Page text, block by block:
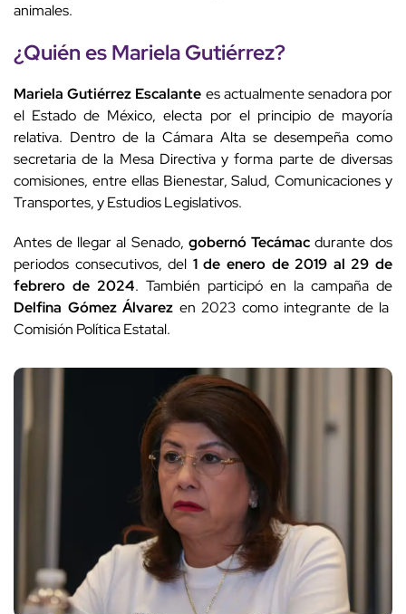
animales.
¿Quién es Mariela Gutiérrez?
Mariela Gutiérrez Escalante es actualmente senadora por
el Estado de México, electa por el principio de mayoría
relativa. Dentro de la Cámara Alta se desempeña como
secretaria de la Mesa Directiva y forma parte de diversas
comisiones, entre ellas Bienestar, Salud, Comunicaciones y
Transportes, y Estudios Legislativos.
Antes de llegar al Senado, gobernó Tecámac durante dos
periodos consecutivos, del 1 de enero de 2019 al 29 de
febrero de 2024. También participó en la campaña de
Delfina Gómez Álvarez en 2023 como integrante de la
Comisión Política Estatal.